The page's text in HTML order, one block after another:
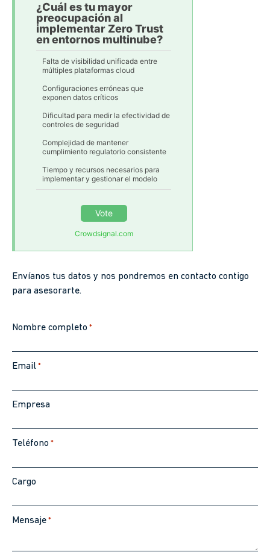
¿Cuál es tu mayor
preocupación al
implementar Zero Trust
en entornos multinube?
Falta de visibilidad unificada entre
múltiples plataformas cloud
Configuraciones erróneas que
exponen datos críticos
Dificultad para medir la efectividad de
controles de seguridad
Complejidad de mantener
cumplimiento regulatorio consistente
Tiempo y recursos necesarios para
implementar y gestionar el modelo
Vote
Crowdsignal.com
Envíanos tus datos y nos pondremos en contacto contigo
para asesorarte.
Nombre completo *
Email *
Empresa
Teléfono *
Cargo
Mensaje *